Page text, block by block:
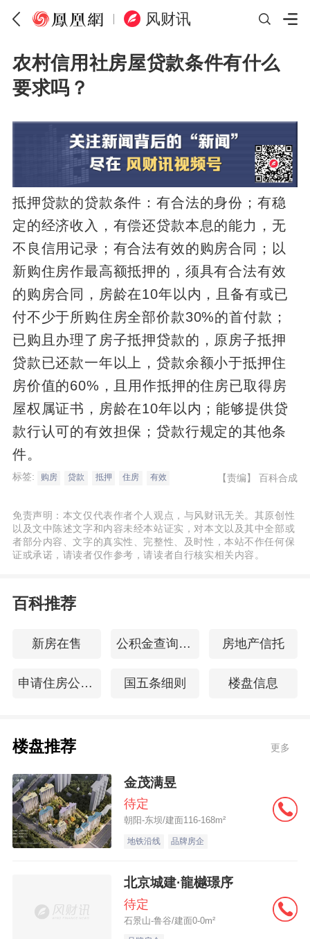
风财讯
农村信用社房屋贷款条件有什么
要求吗？
抵押贷款的贷款条件：有合法的身份；有稳
定的经济收入，有偿还贷款本息的能力，无
不良信用记录；有合法有效的购房合同；以
新购住房作最高额抵押的，须具有合法有效
的购房合同，房龄在10年以内，且备有或已
付不少于所购住房全部价款30%的首付款；
已购且办理了房子抵押贷款的，原房子抵押
贷款已还款一年以上，贷款余额小于抵押住
房价值的60%，且用作抵押的住房已取得房
屋权属证书，房龄在10年以内；能够提供贷
款行认可的有效担保；贷款行规定的其他条
件。
标签: 购房 贷款 抵押 住房 有效 【责编】 百科合成
免责声明：本文仅代表作者个人观点，与风财讯无关。其原创性
以及文中陈述文字和内容未经本站证实，对本文以及其中全部或
者部分内容、文字的真实性、完整性、及时性，本站不作任何保
证或承诺，请读者仅作参考，请读者自行核实相关内容。
百科推荐
新房在售 公积金查询余额 房地产信托
申请住房公积金贷款 国五条细则 楼盘信息
楼盘推荐 更多
金茂满昱
待定
朝阳-东坝/建面116-168m²
地铁沿线 品牌房企
北京城建·龍樾璟序
待定
石景山-鲁谷/建面0-0m²